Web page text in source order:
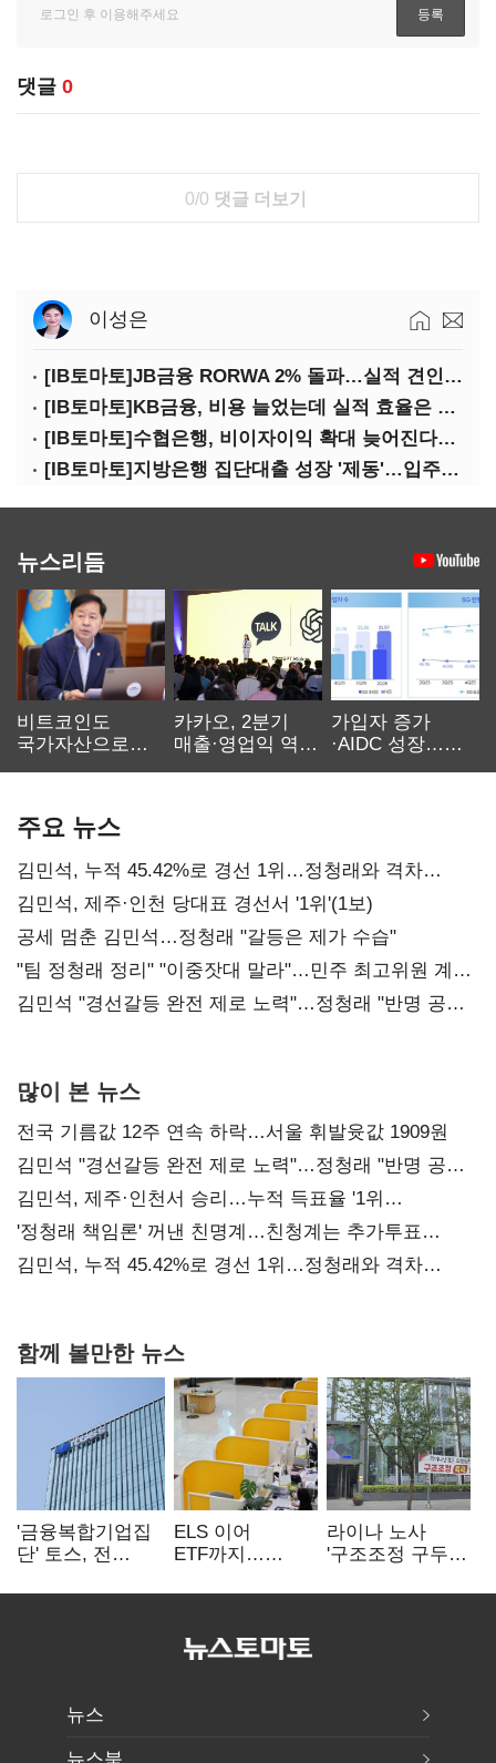
댓글 0
0/0 댓글 더보기
이성은
[IB토마토]JB금융 RORWA 2% 돌파…실적 견인은 은행 아닌 캐피탈
[IB토마토]KB금융, 비용 늘었는데 실적 효율은 개선…증권 호황 효과
[IB토마토]수협은행, 비이자이익 확대 늦어진다…공모운용사 인가 연말로
[IB토마토]지방은행 집단대출 성장 '제동'…입주절벽에 반사이익도 희박
뉴스리듬
비트코인도
국가자산으로…'
카카오, 2분기
매출·영업익 역대
가입자 증가
·AIDC 성장…
주요 뉴스
김민석, 누적 45.42%로 경선 1위…정청래와 격차
0.86%p(2보)
김민석, 제주·인천 당대표 경선서 '1위'(1보)
공세 멈춘 김민석…정청래 "갈등은 제가 수습"
"팀 정청래 정리" "이중잣대 말라"…민주 최고위원 계파
다툼 격화
김민석 "경선갈등 완전 제로 노력"…정청래 "반명 공세
많이 본 뉴스
전국 기름값 12주 연속 하락…서울 휘발윳값 1909원
김민석 "경선갈등 완전 제로 노력"…정청래 "반명 공세
사과부터"
김민석, 제주·인천서 승리…누적 득표율 '1위
탈환'(종합)
'정청래 책임론' 꺼낸 친명계…친청계는 추가투표
때리기
김민석, 누적 45.42%로 경선 1위…정청래와 격차
함께 볼만한 뉴스
'금융복합기업집
단' 토스, 전
표준화
ELS 이어
ETF까지…
제동 걸린 은행
라이나 노사
'구조조정 구두
뉴스
뉴스북